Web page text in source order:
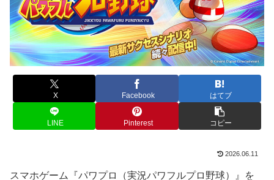
X Facebook はてブ
LINE Pinterest コピー
2026.06.11
スマホゲーム『パワプロ（実況パワフルプロ野球）』を